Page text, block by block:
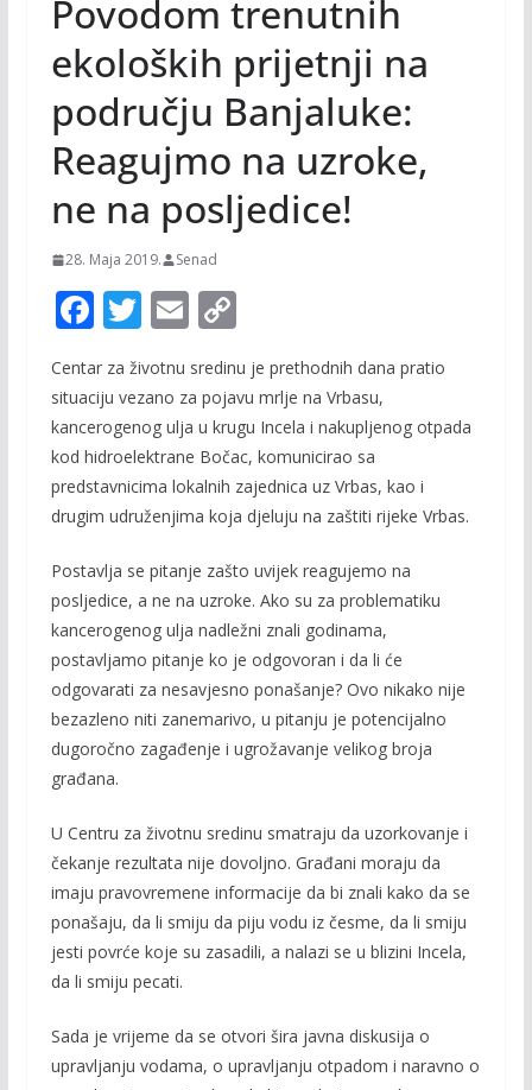
Povodom trenutnih
ekoloških prijetnji na
području Banjaluke:
Reagujmo na uzroke,
ne na posljedice!
28. Maja 2019. Senad
F
ac
e
b
o
o
k
T
itt
er
E
m
ai
l
C
p
y
Li
n
k
Centar za životnu sredinu je prethodnih dana pratio
situaciju vezano za pojavu mrlje na Vrbasu,
kancerogenog ulja u krugu Incela i nakupljenog otpada
kod hidroelektrane Bočac, komunicirao sa
predstavnicima lokalnih zajednica uz Vrbas, kao i
drugim udruženjima koja djeluju na zaštiti rijeke Vrbas.
Postavlja se pitanje zašto uvijek reagujemo na
posljedice, a ne na uzroke. Ako su za problematiku
kancerogenog ulja nadležni znali godinama,
postavljamo pitanje ko je odgovoran i da li će
odgovarati za nesavjesno ponašanje? Ovo nikako nije
bezazleno niti zanemarivo, u pitanju je potencijalno
dugoročno zagađenje i ugrožavanje velikog broja
građana.
U Centru za životnu sredinu smatraju da uzorkovanje i
čekanje rezultata nije dovoljno. Građani moraju da
imaju pravovremene informacije da bi znali kako da se
ponašaju, da li smiju da piju vodu iz česme, da li smiju
jesti povrće koje su zasadili, a nalazi se u blizini Incela,
da li smiju pecati.
Sada je vrijeme da se otvori šira javna diskusija o
upravljanju vodama, o upravljanju otpadom i naravno o